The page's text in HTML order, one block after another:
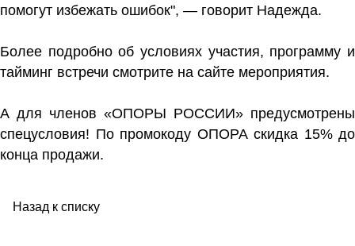
помогут избежать ошибок", — говорит Надежда.
Более подробно об условиях участия, программу и
тайминг встречи смотрите на сайте мероприятия.
А для членов «ОПОРЫ РОССИИ» предусмотрены
спецусловия! По промокоду ОПОРА скидка 15% до
конца продажи.
Назад к списку